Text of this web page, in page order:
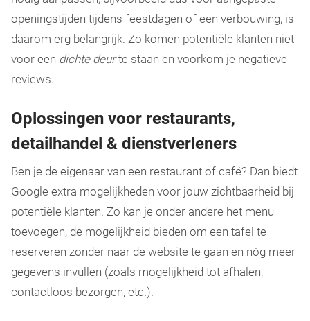
openingstijden tijdens feestdagen of een verbouwing, is
daarom erg belangrijk. Zo komen potentiële klanten niet
voor een dichte deurte staan en voorkom je negatieve
reviews.
Oplossingen voor restaurants,
detailhandel & dienstverleners
Ben je de eigenaar van een restaurant of café? Dan biedt
Google extra mogelijkheden voor jouw zichtbaarheid bij
potentiële klanten. Zo kan je onder andere het menu
toevoegen, de mogelijkheid bieden om een tafel te
reserveren zonder naar de website te gaan en nóg meer
gegevens invullen (zoals mogelijkheid tot afhalen,
contactloos bezorgen, etc.).